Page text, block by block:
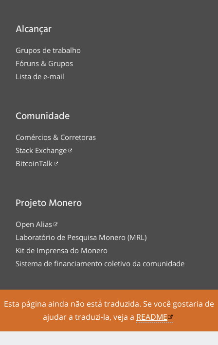
Esta página ainda não está traduzida. Se você gostaria de
ajudar a traduzi-la, veja a README
Alcançar
Grupos de trabalho
Fóruns & Grupos
Lista de e-mail
Comunidade
Comércios & Corretoras
Stack Exchange
BitcoinTalk
Projeto Monero
Open Alias
Laboratório de Pesquisa Monero (MRL)
Kit de Imprensa do Monero
Sistema de financiamento coletivo da comunidade
Tor Onion service Legal
Código Fonte
Sitemap
Feed RSS